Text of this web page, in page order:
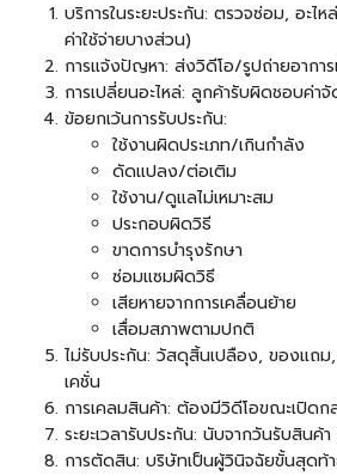
บริการในระยะประกัน: ตรวจซ่อม, อะไ
ค่าใช้จ่ายบางส่วน)
การแจ้งปัญหา: ส่งวิดีโอ/รูปถ่ายอาการ
การเปลี่ยนอะไหล่: ลูกค้ารับผิดชอบค่า
ข้อยกเว้นการรับประกัน:
ใช้งานผิดประเภท/เกินกำลัง
ดัดแปลง/ต่อเติม
ใช้งาน/ดูแลไม่เหมาะสม
ประกอบผิดวิธี
ขาดการบำรุงรักษา
ซ่อมแซมผิดวิธี
เสียหายจากการเคลื่อนย้าย
เสื่อมสภาพตามปกติ
ไม่รับประกัน: วัสดุสิ้นเปลือง, ของแถ
เคชั่น
การเคลมสินค้า: ต้องมีวิดีโอขณะเปิด
ระยะเวลารับประกัน: นับจากวันรับสินค้
การตัดสิน: บริษัทเป็นผู้วินิจฉัยขั้นสุดท้